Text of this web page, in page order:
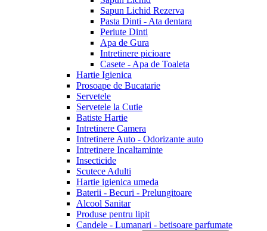
Sapun Lichid Rezerva
Pasta Dinti - Ata dentara
Periute Dinti
Apa de Gura
Intretinere picioare
Casete - Apa de Toaleta
Hartie Igienica
Prosoape de Bucatarie
Servetele
Servetele la Cutie
Batiste Hartie
Intretinere Camera
Intretinere Auto - Odorizante auto
Intretinere Incaltaminte
Insecticide
Scutece Adulti
Hartie igienica umeda
Baterii - Becuri - Prelungitoare
Alcool Sanitar
Produse pentru lipit
Candele - Lumanari - betisoare parfumate